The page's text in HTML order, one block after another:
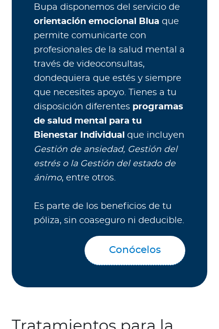
Bupa disponemos del servicio de
orientación emocional Blua que
permite comunicarte con
profesionales de la salud mental a
través de videoconsultas,
dondequiera que estés y siempre
que necesites apoyo. Tienes a tu
disposición diferentes programas
de salud mental para tu
Bienestar Individual que incluyen
Gestión de ansiedad, Gestión del
estrés o la Gestión del estado de
ánimo, entre otros.
Es parte de los beneficios de tu
póliza, sin coaseguro ni deducible.
Conócelos